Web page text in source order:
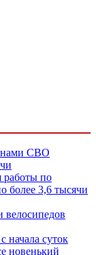
СВО
работы по
более 3,6 тысячи
начала суток
новенький